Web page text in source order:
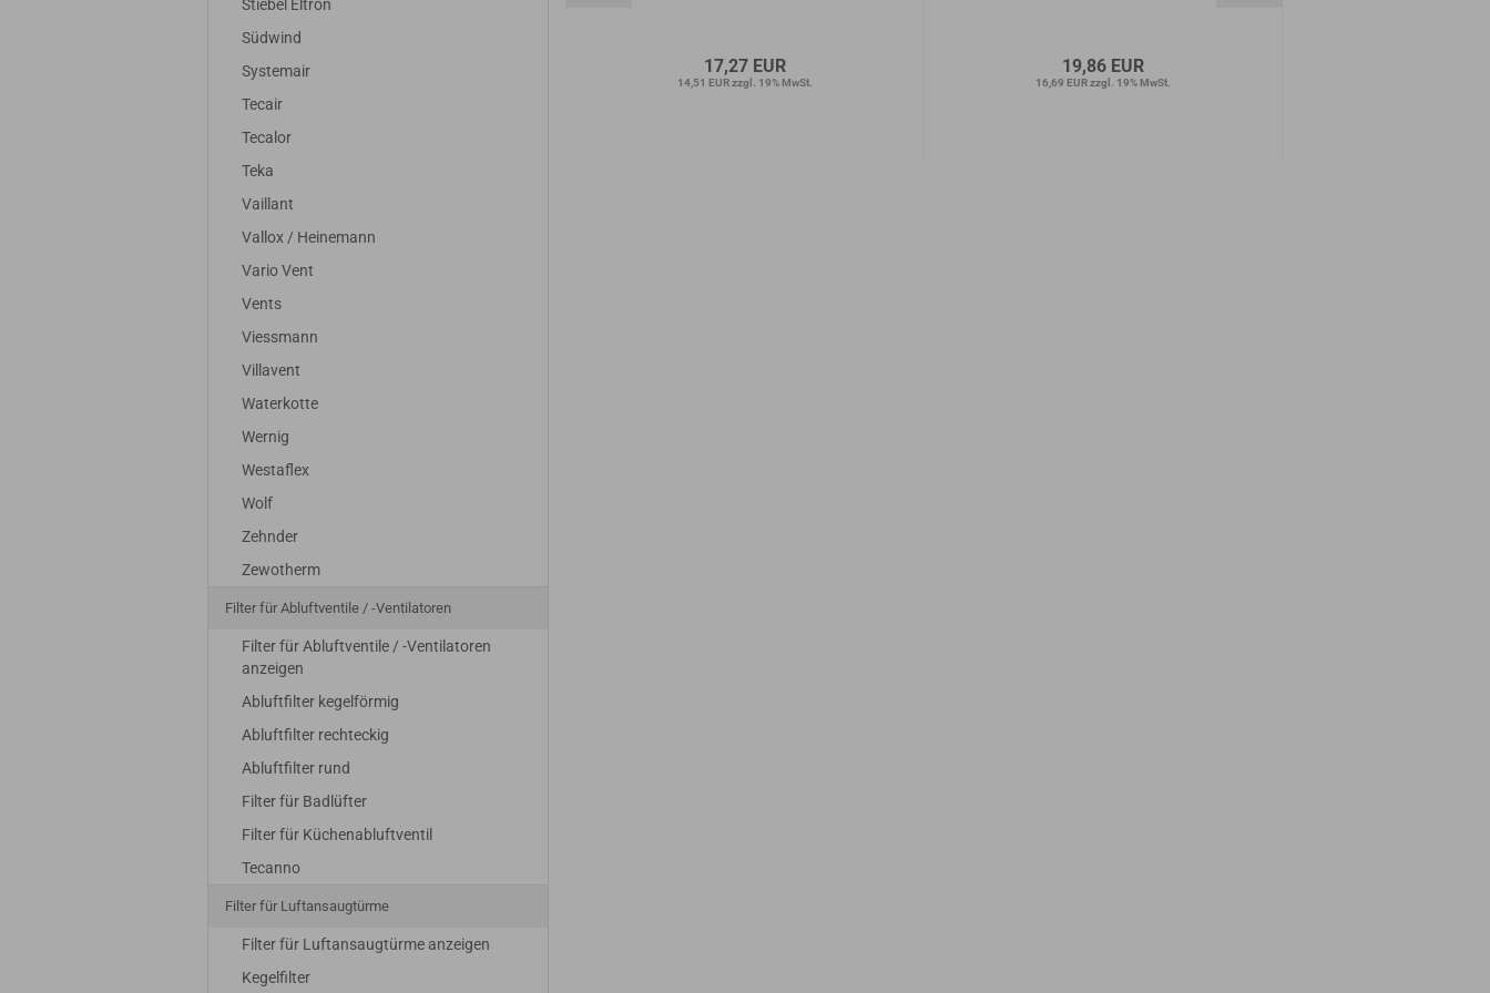
17,27 EUR
14,51 EUR zzgl. 19% MwSt.
19,86 EUR
16,69 EUR zzgl. 19% MwSt.
Stiebel Eltron
Südwind
Systemair
Tecair
Tecalor
Teka
Vaillant
Vallox / Heinemann
Vario Vent
Vents
Viessmann
Villavent
Waterkotte
Wernig
Westaflex
Wolf
Zehnder
Zewotherm
Filter für Abluftventile / -Ventilatoren
Filter für Abluftventile / -Ventilatoren
anzeigen
Abluftfilter kegelförmig
Abluftfilter rechteckig
Abluftfilter rund
Filter für Badlüfter
Filter für Küchenabluftventil
Tecanno
Filter für Luftansaugtürme
Filter für Luftansaugtürme anzeigen
Kegelfilter